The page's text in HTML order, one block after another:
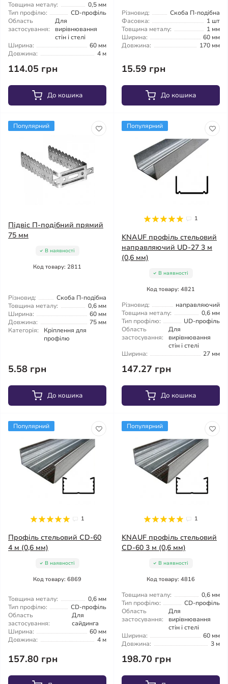
Товщина металу:
0,5 мм
Тип профілю:
CD-профіль
Область
застосування:
Для
вирівнювання
стін і стелі
Ширина:
60 мм
Довжина:
4 м
114.05 грн
До кошика
Різновид:
Скоба П-подібна
Фасовка:
1 шт
Товщина металу:
1 мм
Ширина:
60 мм
Довжина:
170 мм
15.59 грн
До кошика
Популярний
Підвіс П-подібний прямий
75 мм
В наявності
Код товару: 2811
Різновид:
Скоба П-подібна
Товщина металу:
0,6 мм
Ширина:
60 мм
Довжина:
75 мм
Категорія:
Кріплення для
профілю
5.58 грн
До кошика
Популярний
1
KNAUF профіль стельовий
направляючий UD-27 3 м
(0,6 мм)
В наявності
Код товару: 4821
Різновид:
направляючий
Товщина металу:
0,6 мм
Тип профілю:
UD-профіль
Область
застосування:
Для
вирівнювання
стін і стелі
Ширина:
27 мм
147.27 грн
До кошика
Популярний
1
Профіль стельовий CD-60
4 м (0,6 мм)
В наявності
Код товару: 6869
Товщина металу:
0,6 мм
Тип профілю:
CD-профіль
Область
застосування:
Для
сайдинга
Ширина:
60 мм
Довжина:
4 м
157.80 грн
Популярний
1
KNAUF профіль стельовий
CD-60 3 м (0,6 мм)
В наявності
Код товару: 4816
Товщина металу:
0,6 мм
Тип профілю:
CD-профіль
Область
застосування:
Для
вирівнювання
стін і стелі
Ширина:
60 мм
Довжина:
3 м
198.70 грн